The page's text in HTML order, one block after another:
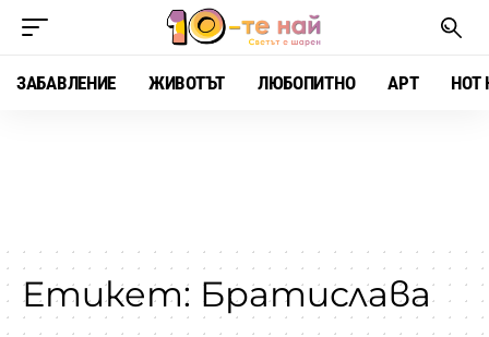
ЗАБАВЛЕНИЕ ЖИВОТЪТ ЛЮБОПИТНО АРТ HOT
Етикет: Братислава